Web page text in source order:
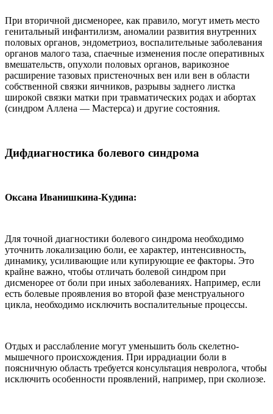
При вторичной дисменорее, как правило, могут иметь место
генитальный инфантилизм, аномалии развития внутренних
половых органов, эндометриоз, воспалительные заболевания
органов малого таза, спаечные изменения после оперативных
вмешательств, опухоли половых органов, варикозное
расширение тазовых пристеночных вен или вен в области
собственной связки яичников, разрывы заднего листка
широкой связки матки при травматических родах и абортах
(синдром Аллена — Мастерса) и другие состояния.
Дифдиагностика болевого синдрома
Оксана Иванишкина-Кудина:
Для точной диагностики болевого синдрома необходимо
уточнить локализацию боли, ее характер, интенсивность,
динамику, усиливающие или купирующие ее факторы. Это
крайне важно, чтобы отличать болевой синдром при
дисменорее от боли при иных заболеваниях. Например, если
есть болевые проявления во второй фазе менструального
цикла, необходимо исключить воспалительные процессы.
Отдых и расслабление могут уменьшить боль скелетно-
мышечного происхождения. При иррадиации боли в
поясничную область требуется консультация невролога, чтобы
исключить особенности проявлений, например, при сколиозе.